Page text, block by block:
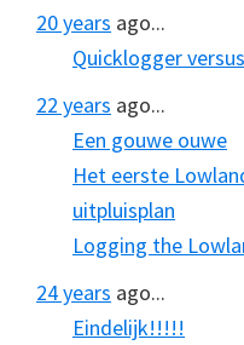
20 years ago...
Quicklogger
22 years ago...
Een gouwe ouwe
Het eerste
uitpluisplan
Logging the
24 years ago...
Eindelijk!!!!!